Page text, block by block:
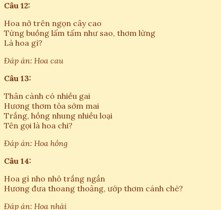
Câu 12:
Hoa nở trên ngọn cây cao
Từng buồng lấm tấm như sao, thơm lừng
Là hoa gì?
Đáp án: Hoa cau
Câu 13:
Thân cành có nhiều gai
Hương thơm tỏa sớm mai
Trắng, hồng nhung nhiều loại
Tên gọi là hoa chi?
Đáp án: Hoa hồng
Câu 14:
Hoa gì nho nhỏ trắng ngần
Hương đưa thoang thoảng, ướp thơm cánh chè?
Đáp án: Hoa nhài